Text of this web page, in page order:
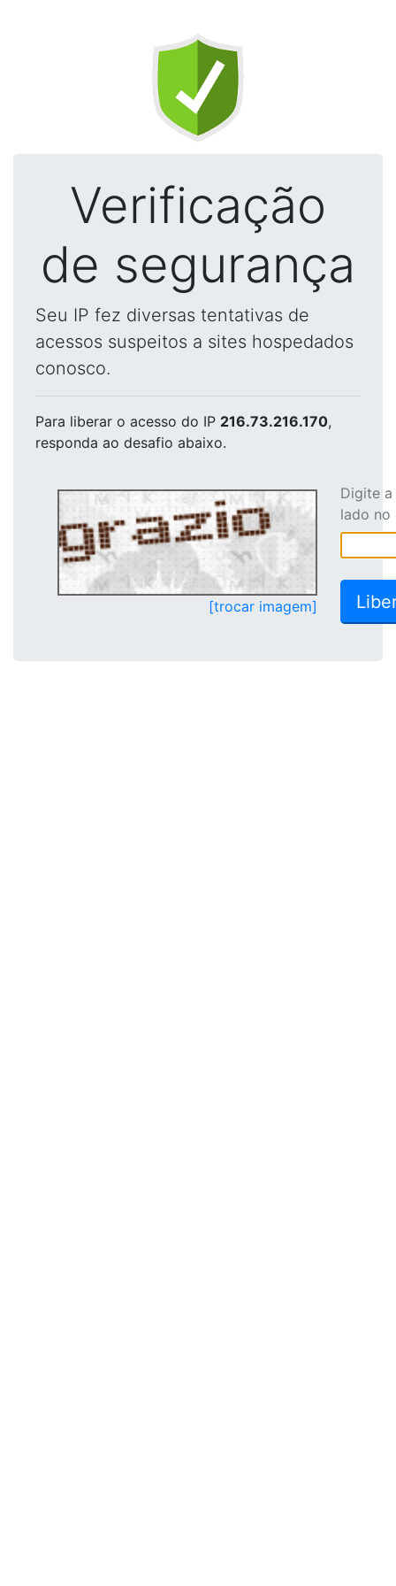
Verificação
de segurança
Seu IP fez diversas tentativas de
acessos suspeitos a sites hospedados
conosco.
Para liberar o acesso do IP 216.73.216.170,
responda ao desafio abaixo.
[trocar imagem]
Digite
lado no